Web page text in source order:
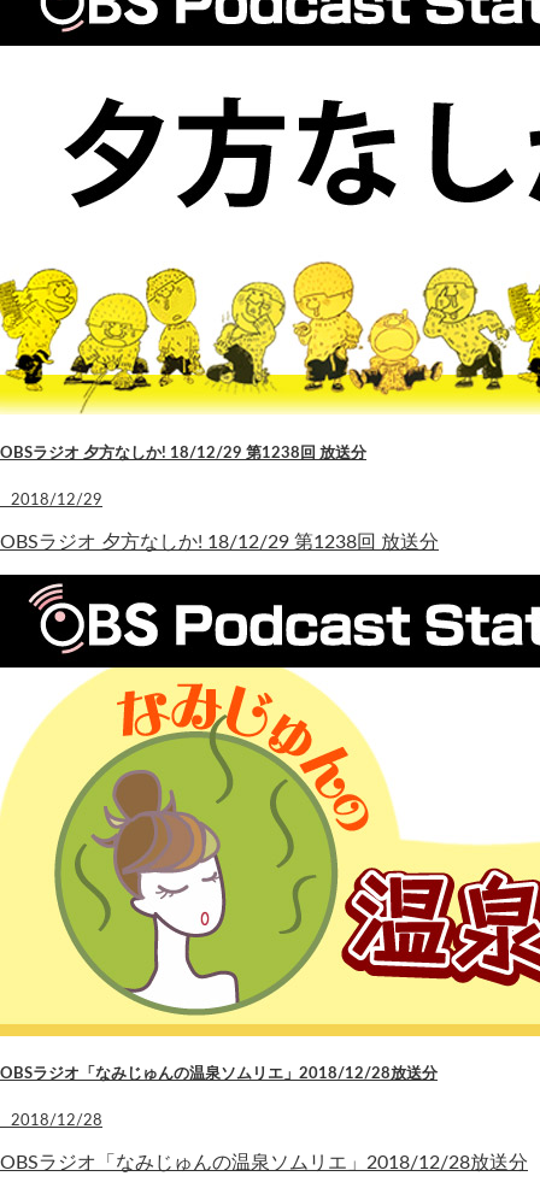
OBSラジオ 夕方なしか! 18/12/29 第1238回 放送分
2018/12/29
OBSラジオ 夕方なしか! 18/12/29 第1238回 放送分
OBSラジオ「なみじゅんの温泉ソムリエ」2018/12/28放送分
2018/12/28
OBSラジオ「なみじゅんの温泉ソムリエ」2018/12/28放送分